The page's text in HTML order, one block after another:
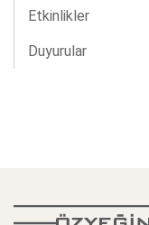
Etkinlikler
Duyurular